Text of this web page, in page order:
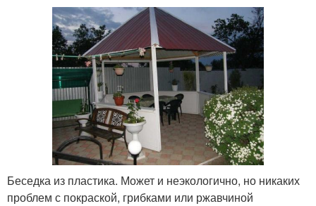
Беседка из пластика. Может и неэкологично, но никаких
проблем с покраской, грибками или ржавчиной